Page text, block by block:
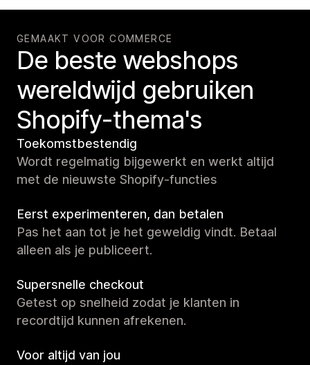
GEMAAKT VOOR COMMERCE
De beste webshops
wereldwijd gebruiken
Shopify-thema's
Toekomstbestendig
Wordt regelmatig bijgewerkt en werkt altijd
met de nieuwste Shopify-functies
Eerst experimenteren, dan betalen
Pas het aan tot je het geweldig vindt. Betaal
alleen als je publiceert.
Supersnelle checkout
Getest op snelheid zodat je klanten in
recordtijd kunnen afrekenen.
Voor altijd van jou